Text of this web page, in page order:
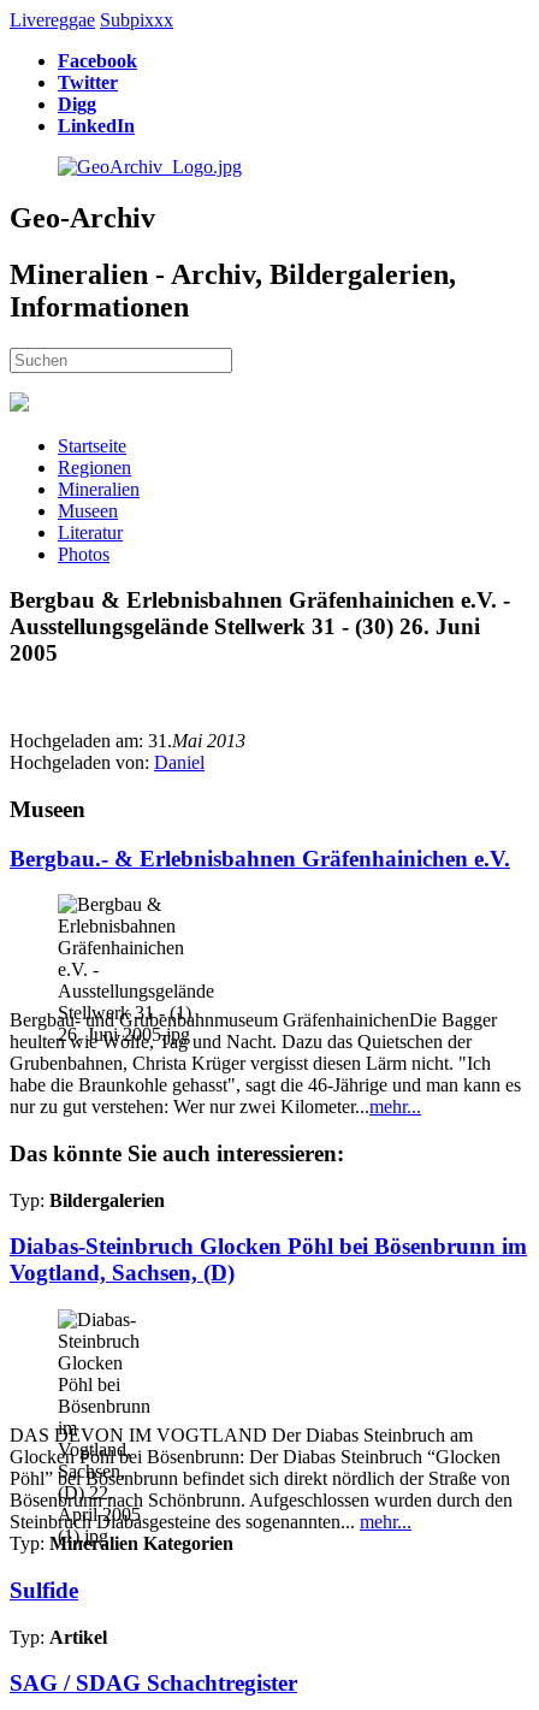
Livereggae Subpixxx
Facebook
Twitter
Digg
LinkedIn
Geo-Archiv
Mineralien - Archiv, Bildergalerien,
Informationen
Startseite
Regionen
Mineralien
Museen
Literatur
Photos
Bergbau & Erlebnisbahnen Gräfenhainichen e.V. -
Ausstellungsgelände Stellwerk 31 - (30) 26. Juni
2005
Hochgeladen am: 31.Mai 2013
Hochgeladen von: Daniel
Museen
Bergbau.- & Erlebnisbahnen Gräfenhainichen e.V.
Bergbau- und Grubenbahnmuseum GräfenhainichenDie Bagger
heulten wie Wölfe, Tag und Nacht. Dazu das Quietschen der
Grubenbahnen, Christa Krüger vergisst diesen Lärm nicht. "Ich
habe die Braunkohle gehasst", sagt die 46-Jährige und man kann es
nur zu gut verstehen: Wer nur zwei Kilometer...mehr...
Das könnte Sie auch interessieren:
Typ: Bildergalerien
Diabas-Steinbruch Glocken Pöhl bei Bösenbrunn im
Vogtland, Sachsen, (D)
DAS DEVON IM VOGTLAND Der Diabas Steinbruch am
Glocken Pöhl bei Bösenbrunn: Der Diabas Steinbruch “Glocken
Pöhl” bei Bösenbrunn befindet sich direkt nördlich der Straße von
Bösenbrunn nach Schönbrunn. Aufgeschlossen wurden durch den
Steinbruch Diabasgesteine des sogenannten... mehr...
Typ: Mineralien Kategorien
Sulfide
Typ: Artikel
SAG / SDAG Schachtregister